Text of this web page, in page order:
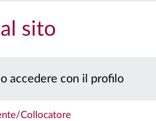
sito
accedere con il profilo
Collocatore
il prospetto e il documento contenente le